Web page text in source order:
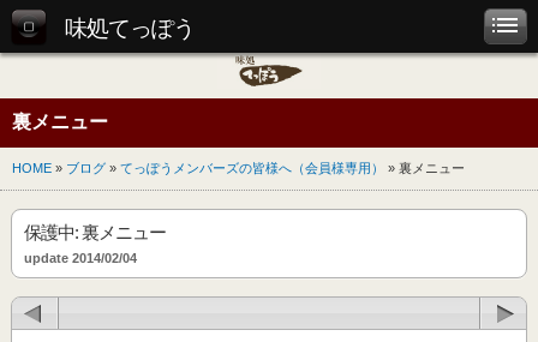
味処てっぽう
裏メニュー
HOME » ブログ » てっぽうメンバーズの皆様へ（会員様専用） » 裏メニュー
保護中: 裏メニュー
update 2014/02/04